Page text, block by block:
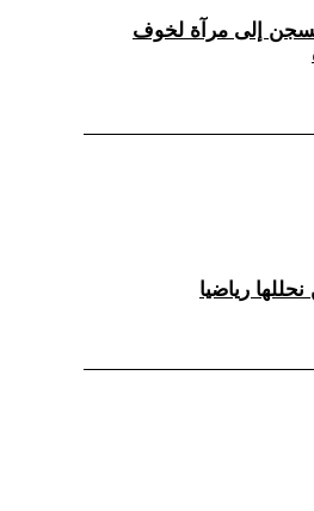
إلى مرآة لخوف